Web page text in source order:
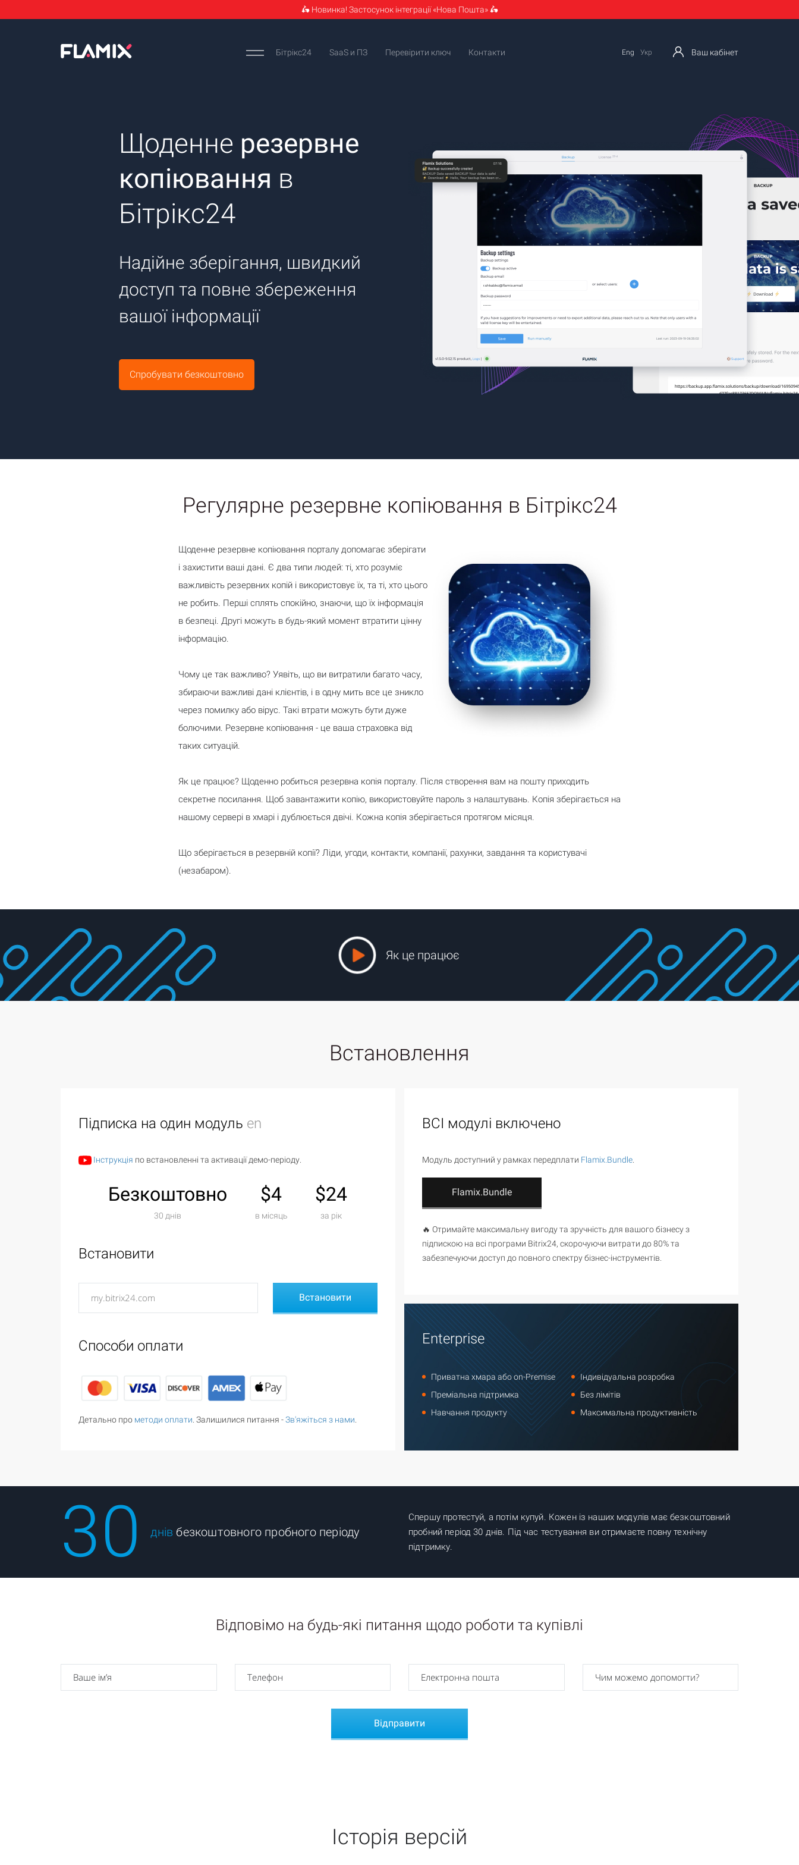
🛵 Новинка! Застосунок інтеграції «Нова Пошта» 🛵
Бітрікс24 SaaS и ПЗ Перевірити ключ Контакти Eng Укр Ваш кабінет
Щоденне резервне
копіювання в
Бітрікс24
Надійне зберігання, швидкий
доступ та повне збереження
вашої інформації
Спробувати безкоштовно
Регулярне резервне копіювання в Бітрікс24
Щоденне резервне копіювання порталу допомагає зберігати
і захистити ваші дані. Є два типи людей: ті, хто розуміє
важливість резервних копій і використовує їх, та ті, хто цього
не робить. Перші сплять спокійно, знаючи, що їх інформація
в безпеці. Другі можуть в будь-який момент втратити цінну
інформацію.
Чому це так важливо? Уявіть, що ви витратили багато часу,
збираючи важливі дані клієнтів, і в одну мить все це зникло
через помилку або вірус. Такі втрати можуть бути дуже
болючими. Резервне копіювання - це ваша страховка від
таких ситуацій.
Як це працює? Щоденно робиться резервна копія порталу. Після створення вам на пошту приходить
секретне посилання. Щоб завантажити копію, використовуйте пароль з налаштувань. Копія зберігається на
нашому сервері в хмарі і дублюється двічі. Кожна копія зберігається протягом місяця.
Що зберігається в резервній копії? Ліди, угоди, контакти, компанії, рахунки, завдання та користувачі
(незабаром).
Як це працює
Встановлення
ВСІ модулі включено
Модуль доступний у рамках передплати Flamix.Bundle.
Flamix.Bundle
🔥 Отримайте максимальну вигоду та зручність для вашого бізнесу з
підпискою на всі програми Bitrix24, скорочуючи витрати до 80% та
забезпечуючи доступ до повного спектру бізнес-інструментів.
Підписка на один модуль en
Інструкція по встановленні та активації демо-періоду.
Безкоштовно
30 днів
$4
в місяць
$24
за рік
Встановити
Способи оплати
Детально про методи оплати. Залишилися питання -Зв'яжіться з нами.
Enterprise
Приватна хмара або on-Premise
Індивідуальна розробка
Преміальна підтримка
Без лімітів
Навчання продукту
Максимальна продуктивність
30 днів безкоштовного пробного періоду
Спершу протестуй, а потім купуй. Кожен із наших модулів має безкоштовний
пробний період 30 днів. Під час тестування ви отримаєте повну технічну
підтримку.
Відповімо на будь-які питання щодо роботи та купівлі
Історія версій